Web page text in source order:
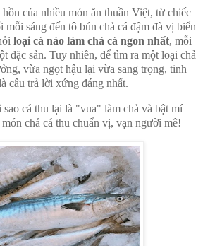
của nhiều món ăn thuần Việt, từ chiếc
mỗi sáng đến tô bún chả cá đậm đà vị biển
loại cá nào làm chả cá ngon nhất, mỗi
đặc sản. Tuy nhiên, để tìm ra một loại chả
vừa ngọt hậu lại vừa sang trọng, tinh
câu trả lời xứng đáng nhất.
cá thu lại là "vua" làm chả và bật mí
chả cá thu chuẩn vị, vạn người mê!